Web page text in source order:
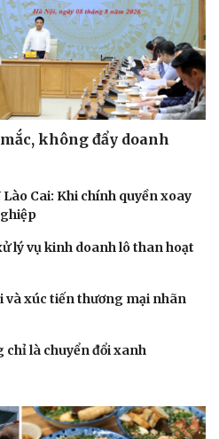
không đẩy doanh
Cai: Khi chính quyền xoay
lý vụ kinh doanh lô than hoạt
và xúc tiến thương mại nhãn
chỉ là chuyển đổi xanh